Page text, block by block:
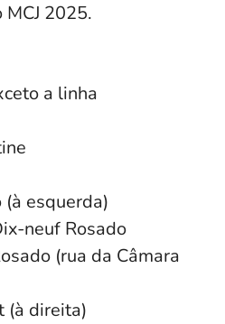
2025.
a linha
(à esquerda)
neuf Rosado
(rua da Câmara
(à direita)